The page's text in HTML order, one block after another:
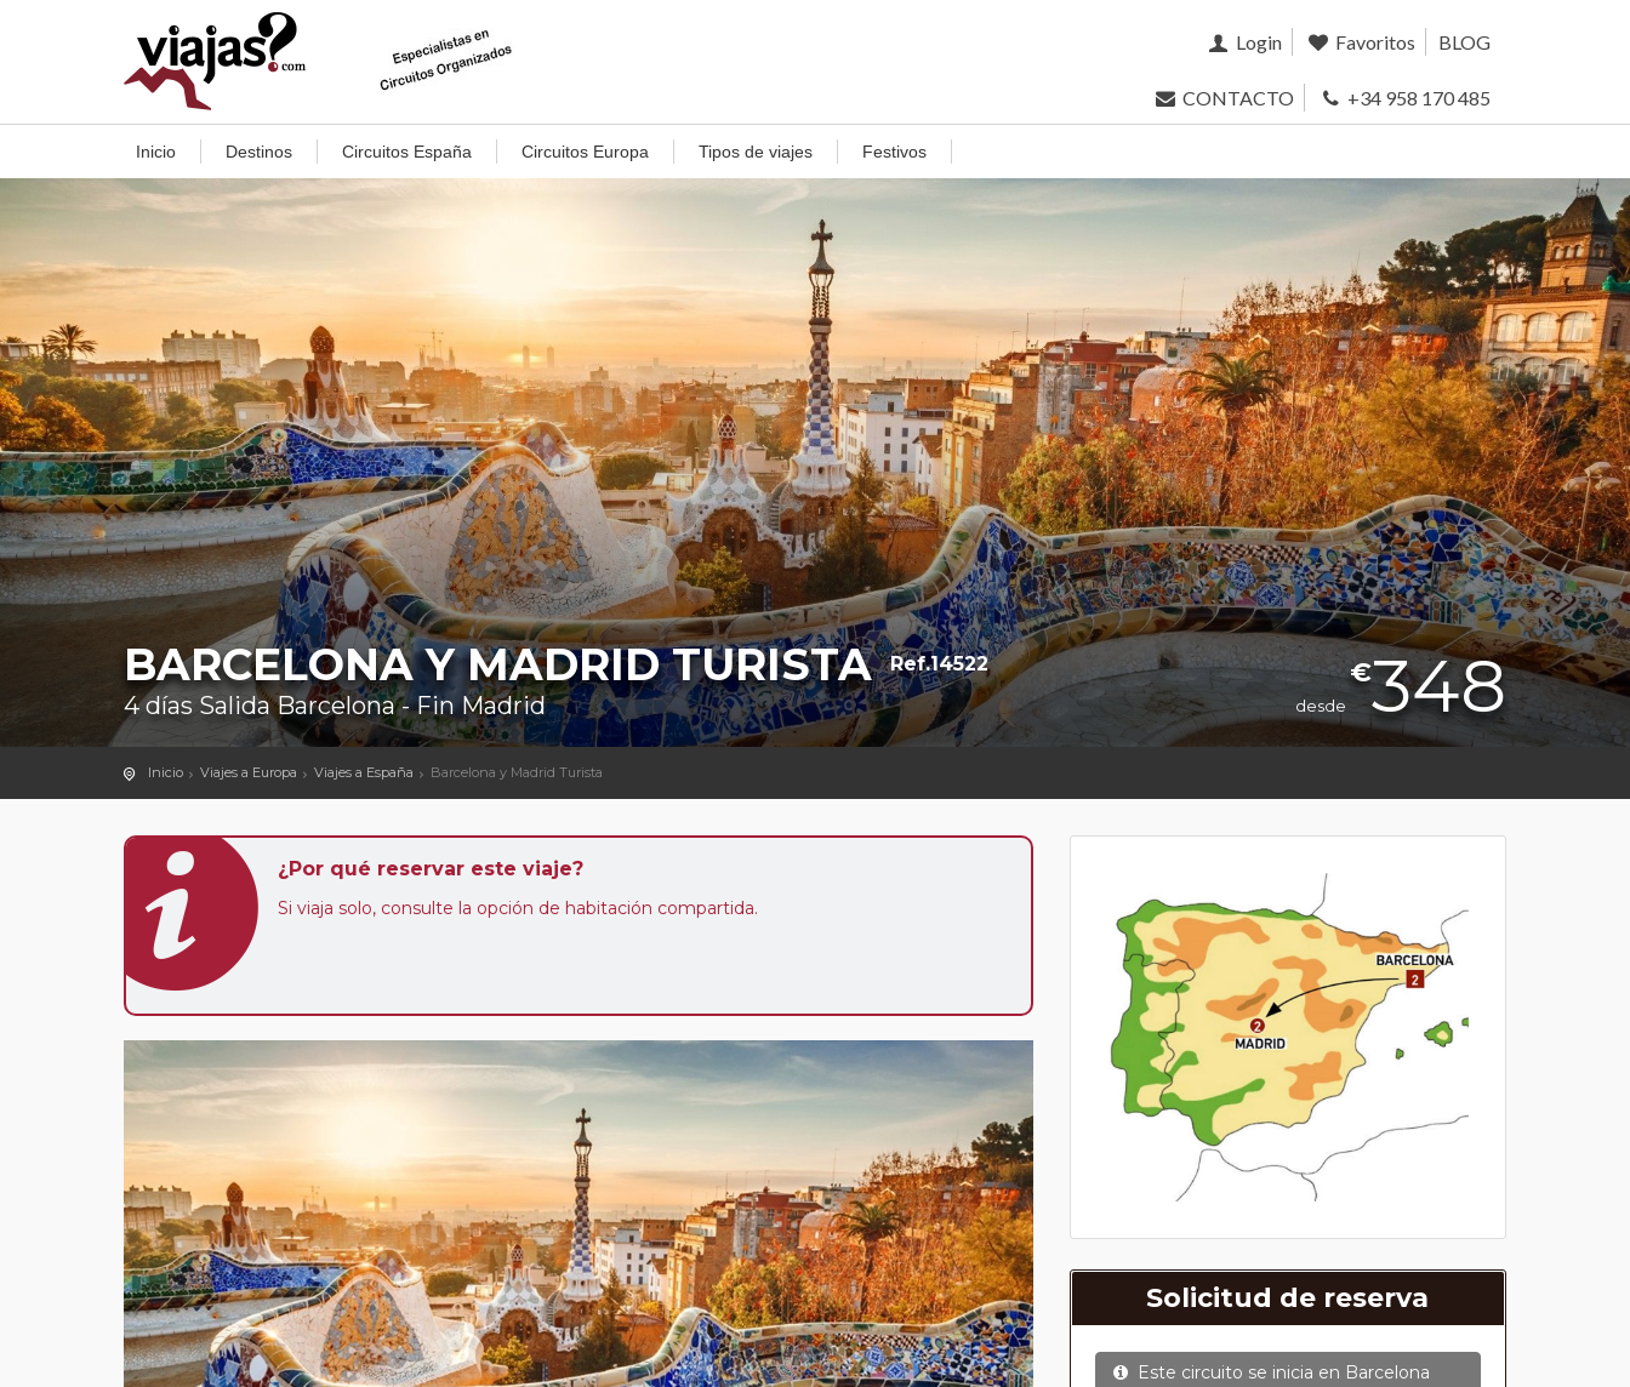
Login Favoritos BLOG
CONTACTO +34 958 170 485
Inicio Destinos Circuitos España Circuitos Europa Tipos de viajes Festivos
BARCELONA Y MADRID TURISTA Ref.14522
4 días Salida Barcelona - Fin Madrid desde
€348
Inicio Viajes a Europa Viajes a España Barcelona y Madrid Turista
¿Por qué reservar este viaje?
Si viaja solo, consulte la opción de habitación compartida.
Solicitud de reserva
Este circuito se inicia en Barcelona